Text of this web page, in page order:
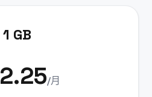
1 GB
2.25/月